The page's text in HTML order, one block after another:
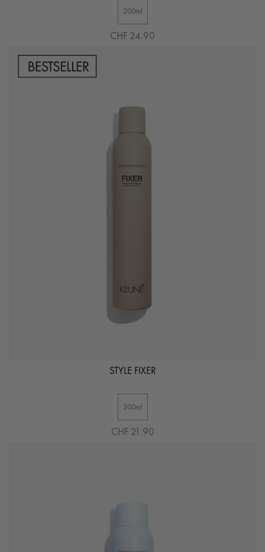
200ml
CHF 24.90
STYLE FIXER
300ml
CHF 21.90